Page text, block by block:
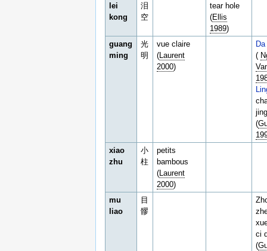
lei
kong
泪
空
tear hole
(Ellis
1989)
guang
ming
光
明
vue claire
(Laurent
2000)
(
(
xiao
zhu
小
柱
petits
bambous
(Laurent
2000)
mu
liao
目
髎
ci
(